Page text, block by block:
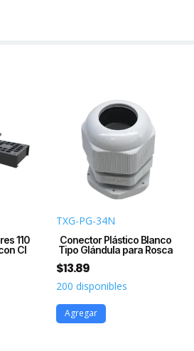
cantidad
110
Cl
TXG-PG-34N
Conector Plástico Blanco
Tipo Glándula para Rosca
$13.89
200 disponibles
Agregar